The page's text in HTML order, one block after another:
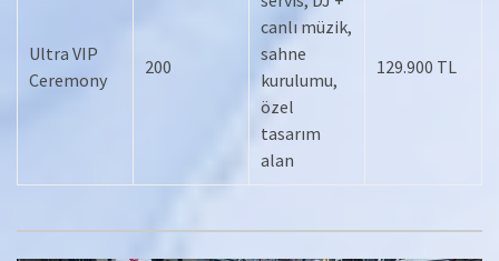
Ultra VIP
Ceremony
200
canlı müzik,
sahne
kurulumu,
özel
tasarım
alan
129.900 TL